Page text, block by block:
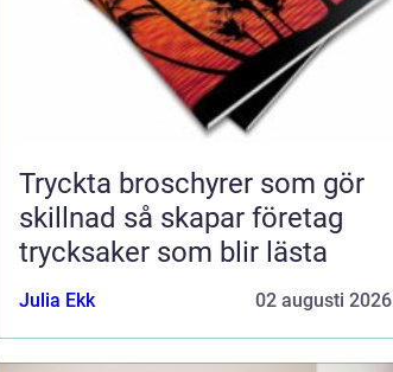
Tryckta broschyrer som gör
skillnad så skapar företag
trycksaker som blir lästa
Julia Ekk 02 augusti 2026